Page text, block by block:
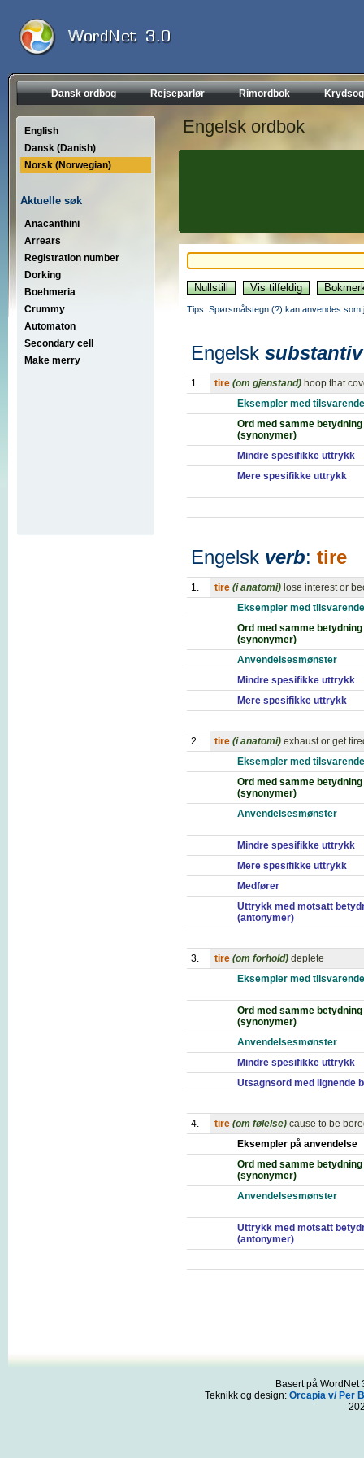
Dansk ordbog Rejseparlør Rimordbok
English
Dansk (Danish)
Norsk (Norwegian)
Aktuelle søk
Anacanthini
Arrears
Registration number
Dorking
Boehmeria
Crummy
Automaton
Secondary cell
Make merry
Engelsk ordbok
Tips: Spørsmålstegn (?) kan anvendes
Engelsk substantiv
1. tire (om gjenstand) hoop that
Eksempler med
Ord med samme betydning
(synonymer)
Mindre spesifikke uttrykk
Mere spesifikke uttrykk
Engelsk verb: tire
1. tire (i anatomi) lose interest or
Eksempler med
Ord med samme betydning
(synonymer)
Anvendelsesmønster
Mindre spesifikke uttrykk
Mere spesifikke uttrykk
2. tire (i anatomi) exhaust or get
Eksempler med
Ord med samme betydning
(synonymer)
Anvendelsesmønster
Mindre spesifikke uttrykk
Mere spesifikke uttrykk
Medfører
Uttrykk med motsatt
(antonymer)
3. tire (om forhold) deplete
Eksempler med
Ord med samme betydning
(synonymer)
Anvendelsesmønster
Mindre spesifikke uttrykk
Utsagnsord med lignende
4. tire (om følelse) cause to be
Eksempler på anvendelse
Ord med samme betydning
(synonymer)
Anvendelsesmønster
Uttrykk med motsatt
(antonymer)
Basert på
Teknikk og design: Orcapia v/ Per